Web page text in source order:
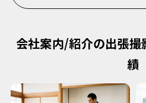
会社案内/紹介の出張
績